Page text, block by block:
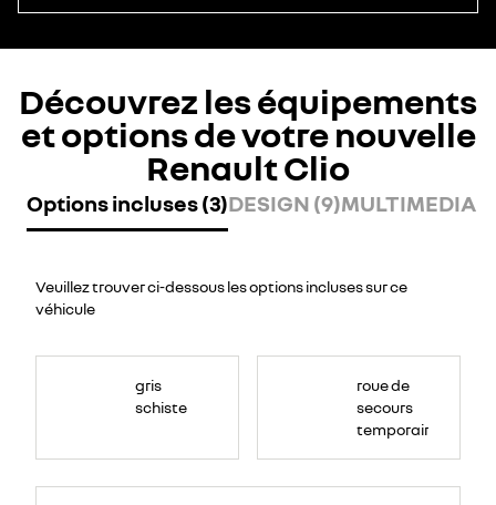
Découvrez les équipements
et options de votre nouvelle
Renault Clio
Options incluses (3)DESIGN (9)MULTIMEDIA
Veuillez trouver ci-dessous les options incluses sur ce
véhicule
gris
schiste
roue de
secours
temporaire